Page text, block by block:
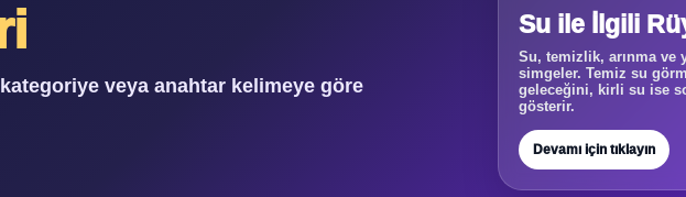
kategoriye veya anahtar kelimeye göre
Su ile İlgili
Su, temizlik, arınma ve
simgeler. Temiz su
geleceğini, kirli su ise
gösterir.
Devamı için tıklayın